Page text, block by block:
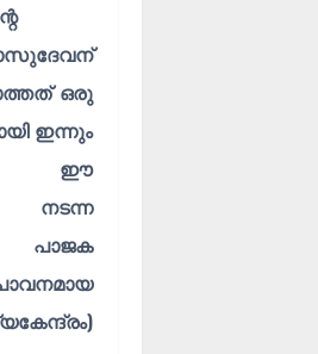
ഒരു
ഇന്നും
ഈ
നടന്ന